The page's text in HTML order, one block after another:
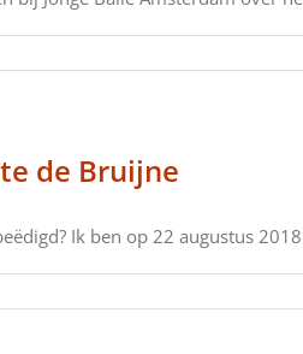
de Bruijne
Ik ben op 22 augustus